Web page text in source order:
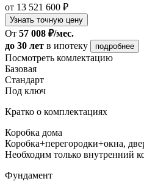
от 13 521 600 ₽
Узнать точную цену
От 57 008 ₽/мес.
до 30 лет в ипотеку подробнее
Посмотреть комлектацию
Базовая
Стандарт
Под ключ
Кратко о комплектациях
Коробка дома
Коробка+перегородки+окна,
Необходим только внутренний
Фундамент